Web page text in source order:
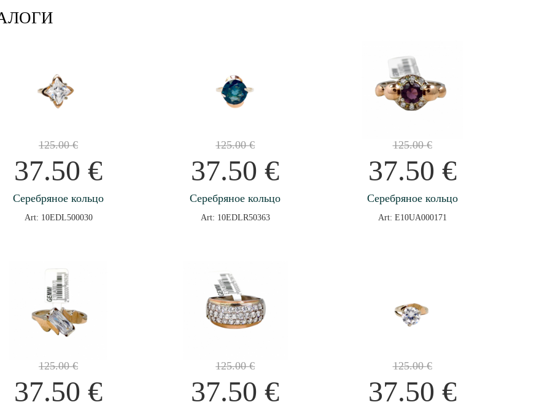
125.00€
37.50€
Серебряное кольцо
Art: 10EDL500030
125.00€
37.50€
Серебряное кольцо
Art: 10EDLR50363
125.00€
37.50 €
Серебряное кольцо
Art: E10UA000171
125.00€
37.50€
125.00€
37.50€
125.00€
37.50 €